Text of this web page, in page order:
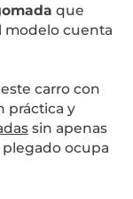
que
modelo cuenta
carro con
práctica y
sin apenas
plegado ocupa